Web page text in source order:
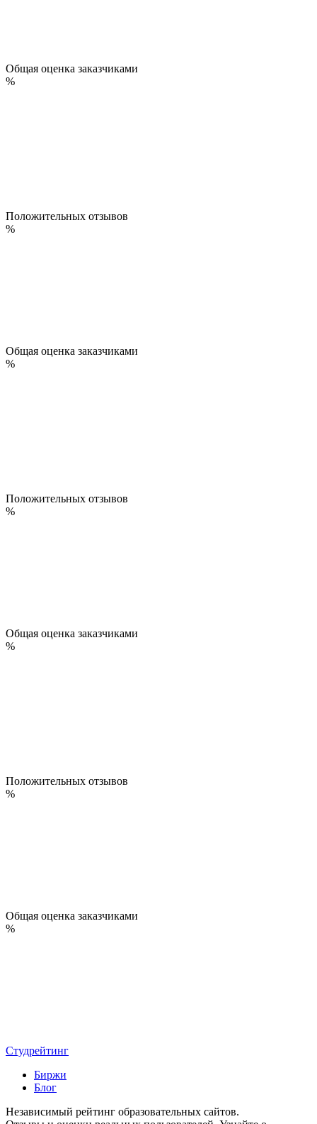
Общая оценка заказчиками
%
Положительных отзывов
%
Общая оценка заказчиками
%
Положительных отзывов
%
Общая оценка заказчиками
%
Положительных отзывов
%
Общая оценка заказчиками
%
Студрейтинг
Биржи
Блог
Независимый рейтинг образовательных сайтов.